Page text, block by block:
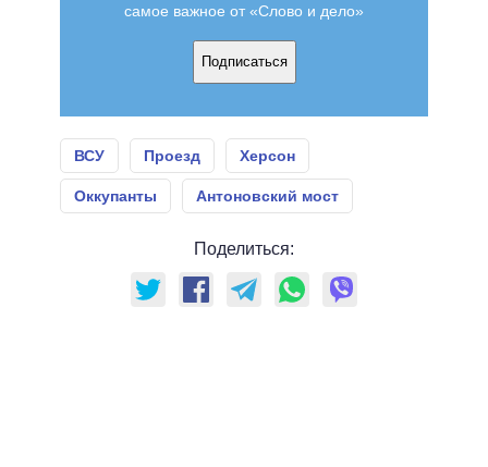
самое важное от «Слово и дело»
Подписаться
ВСУ Проезд Херсон
Оккупанты Антоновский мост
Поделиться: